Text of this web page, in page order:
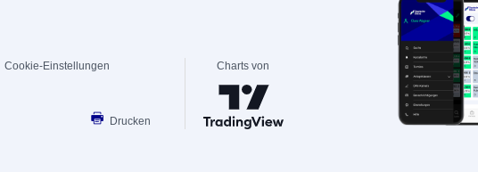
Cookie-Einstellungen
Drucken
Charts von